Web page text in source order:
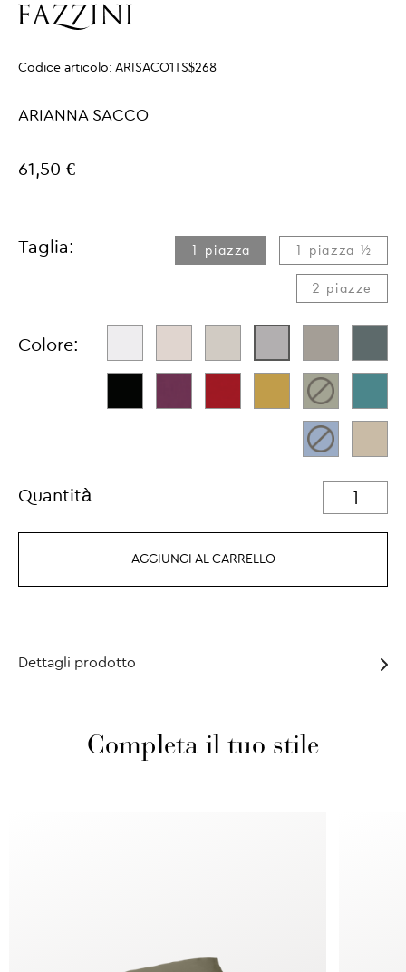
Codice articolo: ARISACO1TS$268
ARIANNA SACCO
61,50 €
Taglia: 1 piazza
1 piazza ½
2 piazze
Colore:
Quantità
AGGIUNGI AL CARRELLO
Dettagli prodotto
Completa il tuo stile